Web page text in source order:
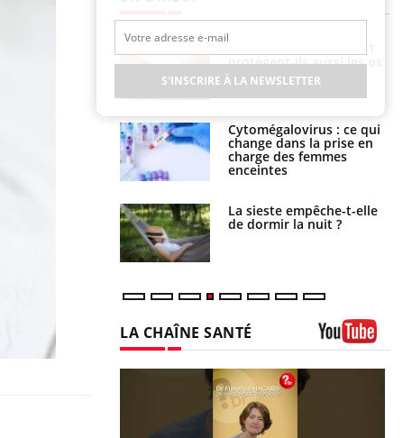
protègent-ils aussi les os
?
Cytomégalovirus : ce qui
change dans la prise en
charge des femmes
enceintes
La sieste empêche-t-elle
de dormir la nuit ?
LA CHAÎNE SANTÉ
S'INSCRIRE À LA NEWSLETTER